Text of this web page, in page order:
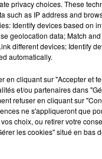
brune sort
des habitants de
de leurs robinets.
la municipalité
privacy choices. These
such as IP address and
Identify devices based on
geolocation data; Match
different devices; Identify
automatically.
en cliquant sur "Accepter et
et/ou partenaires dans
refuser en cliquant sur
ne s'appliqueront que
choix, ou retirer votre
les cookies" situé en bas